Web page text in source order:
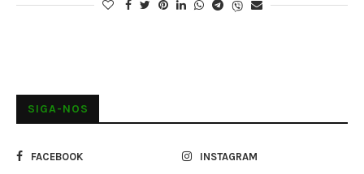
SIGA-NOS
FACEBOOK INSTAGRAM